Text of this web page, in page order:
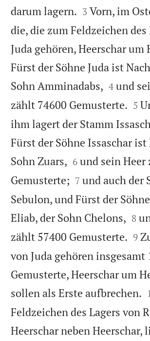
darum lagern. 

3 Vorn, im
die, die zum Feldzeichen des
Juda gehören, Heerschar um
Fürst der Söhne Juda ist
Sohn Amminadabs, 

4 und
zählt 74600 Gemusterte. 

5
ihm lagert der Stamm
Fürst der Söhne Issaschar
Sohn Zuars, 

6 und sein Heer
Gemusterte; 

7 und auch der
Sebulon, und Fürst der
Eliab, der Sohn Chelons, 

8
zählt 57400 Gemusterte. 

9
von Juda gehören insgesamt
Gemusterte, Heerschar um
sollen als Erste aufbrechen.
Feldzeichen des Lagers von
Heerschar neben Heerschar,